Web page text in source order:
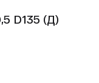
Тройник 87* ТРМ(М)-Р 430-0,5 D135 (Д)